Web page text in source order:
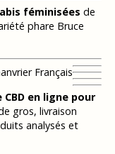
féminisées de
phare Bruce
Français
en ligne pour
gros, livraison
analysés et